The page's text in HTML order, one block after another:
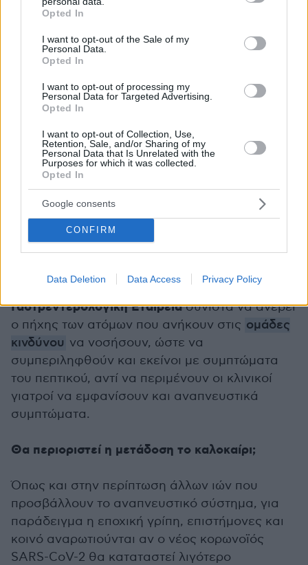
grant or deny consent to Google and its third-party tags to
use your data for below specified purposes in below Google
consent section.
Opted In
I want to opt-out of the Sale of my
Personal Data.
Opted In
I want to opt-out of processing my
Personal Data for Targeted Advertising.
Opted In
I want to opt-out of Collection, Use,
Retention, Sale, and/or Sharing of my
Personal Data that Is Unrelated with the
Purposes for which it was collected.
Opted In
Google consents
CONFIRM
Data Deletion Data Access Privacy Policy
COVID-19.
Οι ασθενείς που δεν εμφάνιζαν γαστρεντερικά
συμπτώματα ήταν μάλιστα
συγκριτικά με τους υπόλοιπους. Ενδιαφέρον
παρουσιάζει το γεγονός ότι
απουσίαζαν εντελώς τα συμπτώματα από το
αναπνευστικό σύστημα.
Επίσης, στους ασθενείς με συμπτώματα από το
πεπτικό σύστημα είχε μεσολαβήσει
μεγαλύτερο χρονικό διάστημα από την
εμφάνιση των συμπτωμάτων μέχρι την
εισαγωγή στο νοσοκομείο, συγκριτικά με τους
ασθενείς που είχαν αναπνευστικά
συμπτώματα. Γι’ αυτό η
Αμερικανική
Γαστρεντερολογική Εταιρείασυνιστά να ανέβει
ο πήχης των ατόμων που ανήκουν στις ομάδες
κινδύνου να νοσήσουν, ώστε να
συμπεριληφθούν και εκείνοι με συμπτώματα
του πεπτικού, αντί να περιμένουν οι κλινικοί
γιατροί να εμφανίσουν και αναπνευστικά
συμπτώματα.
Θα περιοριστεί η μετάδοση το καλοκαίρι;
Όπως και στην περίπτωση άλλων ιών που
προσβάλλουν το αναπνευστικό σύστημα, για
παράδειγμα η εποχική γρίπη, επιστήμονες και
κοινό αναρωτιούνται αν ο νέος κορωνοϊός
SARS-CoV-2 θα καταταστεί λιγότερο